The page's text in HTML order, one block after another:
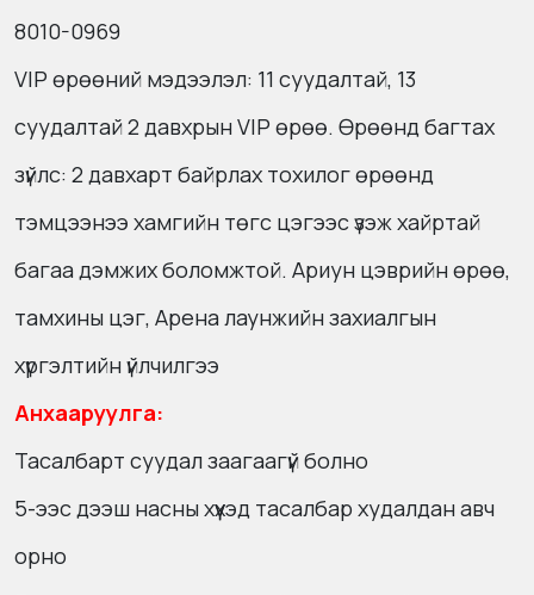
8010-0969
VIP өрөөний мэдээлэл: 11 суудалтай, 13
суудалтай 2 давхрын VIP өрөө. Өрөөнд багтах
зүйлс: 2 давхарт байрлах тохилог өрөөнд
тэмцээнээ хамгийн төгс цэгээс үзэж хайртай
багаа дэмжих боломжтой. Ариун цэврийн өрөө,
тамхины цэг, Арена лаунжийн захиалгын
хүргэлтийн үйлчилгээ
Анхааруулга:
Тасалбарт суудал заагаагүй болно
5-ээс дээш насны хүүхэд тасалбар худалдан авч
орно